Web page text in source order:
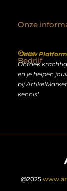
Over
Bedrijf
“Jouw
Ontdek
en je helpen
bij
kennis!
Onze
@2025